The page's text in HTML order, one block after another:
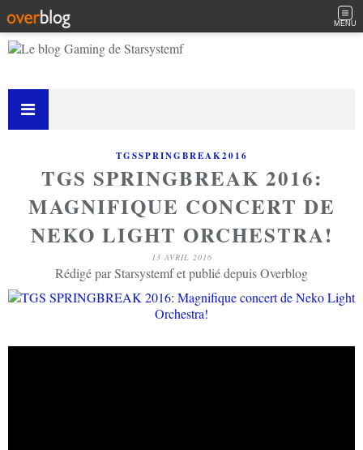
MENU
TGSSPRINGBREAK2016
TGS SPRINGBREAK 2016:
MAGNIFIQUE CONCERT DE
NEKO LIGHT ORCHESTRA!
13 AVRIL 2016
Rédigé par Starsystemf et publié depuis Overblog